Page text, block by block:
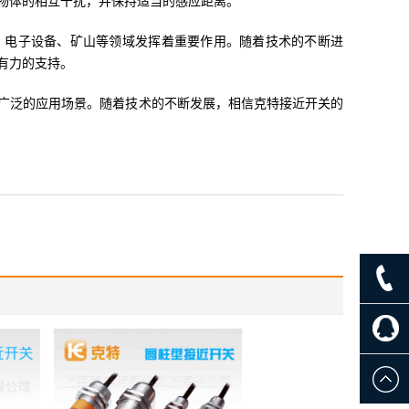
子设备、矿山等领域发挥着重要作用。随着技术的不断进
的支持。
的应用场景。随着技术的不断发展，相信克特接近开关的